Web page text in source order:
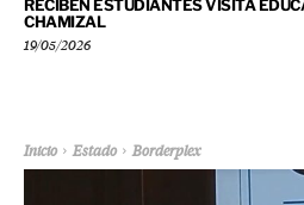
RECIBEN ESTUDIANTES VISITA
CHAMIZAL
19/05/2026